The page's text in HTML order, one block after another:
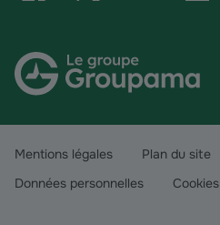
Mentions légales
Plan du site
Données personnelles
Cookies